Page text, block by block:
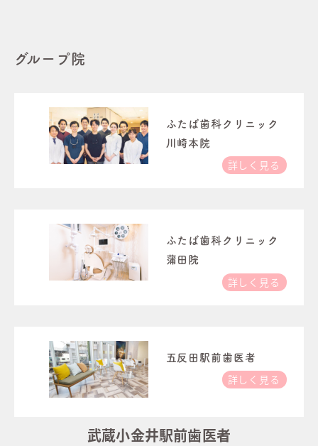
グループ院
ふたば歯科クリニック
川崎本院
詳しく見る
ふたば歯科クリニック
蒲田院
詳しく見る
五反田駅前歯医者
詳しく見る
武蔵小金井駅前歯医者